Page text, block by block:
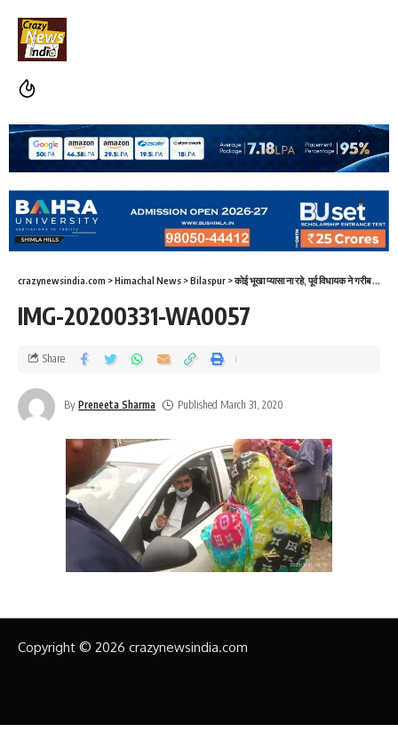
crazynewsindia.com >Himachal News >Bilaspur >कोई भूखा प्यासा ना रहे, पूर्व विधायक ने गरीब लोगों की मदद के लिए दिन-रात सेवा लगाई
IMG-20200331-WA0057
By Preneeta Sharma Published March 31, 2020
Share
Copyright © 2026 crazynewsindia.com